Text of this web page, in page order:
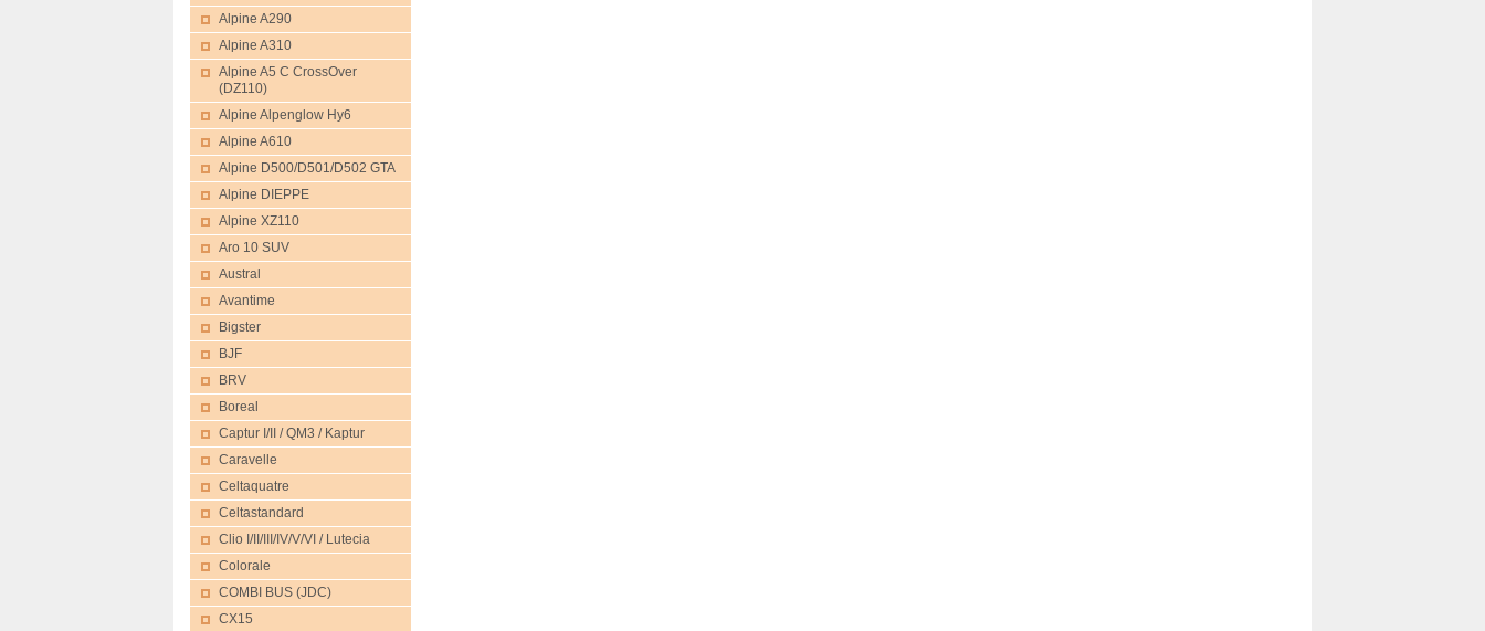
Alpine A290
Alpine A310
Alpine A5 C CrossOver
(DZ110)
Alpine Alpenglow Hy6
Alpine A610
Alpine D500/D501/D502 GTA
Alpine DIEPPE
Alpine XZ110
Aro 10 SUV
Austral
Avantime
Bigster
BJF
BRV
Boreal
Captur I/II / QM3 / Kaptur
Caravelle
Celtaquatre
Celtastandard
Clio I/II/III/IV/V/VI / Lutecia
Colorale
COMBI BUS (JDC)
CX15